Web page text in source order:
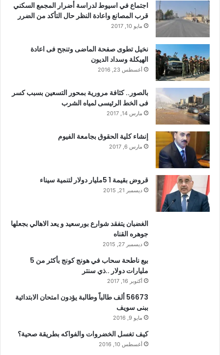
اجتماع في اسيوط لدراسة أضرار المجمع السكني
قرب المصانع واعادة النظر حال التأكد من الضرر
مايو 10, 2017
نخيل تطوى صفحة الماضى وتنجح فى اعادة
الهيكلة وسداد الديون
أغسطس 23, 2016
بالصور.. كثافة مرورية بمحور التسعين بسبب كسر
فى الخط الرئيسى لمياه الشرب
مارس 14, 2017
إنشاء كلية الحقوق بجامعة الفيوم
مارس 6, 2017
قروض بقيمة 1 5مليار دولار لتنمية سيناء
ديسمبر 21, 2015
الغضبان يتفقد شوارع بورسعيد و يعد الاهالي بجعلها
جوهره القناه
ديسمبر 27, 2015
بيع ناطحة سحاب في هونج كونج بأكثر من 5
مليارات دولار ..ذي سنتر
أكتوبر 16, 2017
56673 ألف طالباً وطالبة يؤدون امتحان الابتدائية
ببنى سويف
مايو 9, 2016
كيف تغسل الخضروات والفواكه بطريقة صحية؟
أغسطس 10, 2016